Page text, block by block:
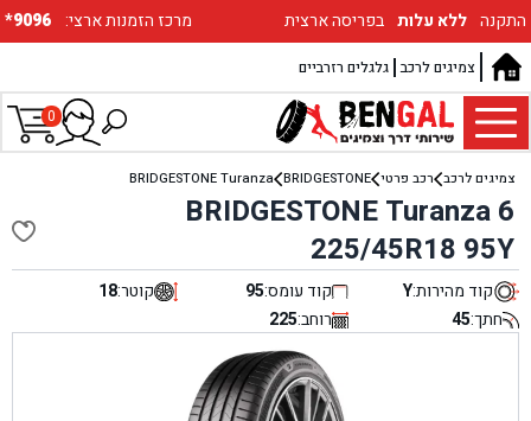
*9096 :מרכז הזמנות ארצי התקנה ללא עלות בפריסה ארצית
גלגלים רזרביים צמיגים לרכב
0
צמיגים לרכב רכב פרטי BRIDGESTONE
BRIDGESTONE Turanza
BRIDGESTONE Turanza 6
225/45R18 95Y
קוד מהירות:Y קוד עומס:95 קוטר:18
חתך:45 רוחב:225